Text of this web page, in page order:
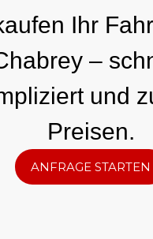
Ihr
–
und
Preisen.
ANFRAGE STARTEN